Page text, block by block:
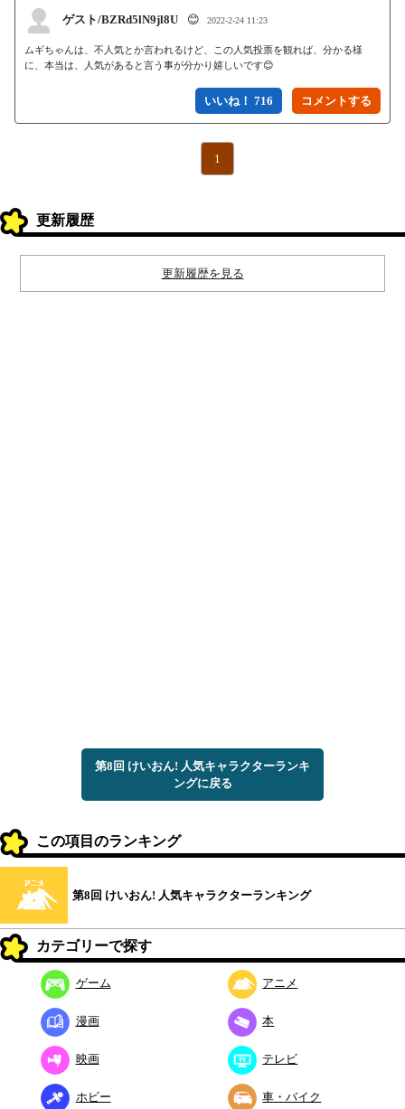
ゲスト/BZRd5lN9jl8U 😊 2022-2-24 11:23
ムギちゃんは、不人気とか言われるけど、この人気投票を観れば、分かる様
に、本当は、人気があると言う事が分かり嬉しいです😊
いいね！ 716
1
更新履歴
更新履歴を見る
第8回 けいおん! 人気キャラクターランキ
ングに戻る
この項目のランキング
第8回 けいおん! 人気キャラクターランキング
カテゴリーで探す
ゲーム アニメ
漫画 本
映画 テレビ
ホビー 車・バイク